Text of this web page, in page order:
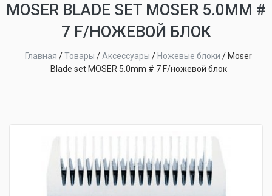
MOSER BLADE SET MOSER 5.0MM #
7 F/НОЖЕВОЙ БЛОК
Главная /Товары /Аксессуары / Ножевые блоки / Moser
Blade set MOSER 5.0mm # 7 F/ножевой блок